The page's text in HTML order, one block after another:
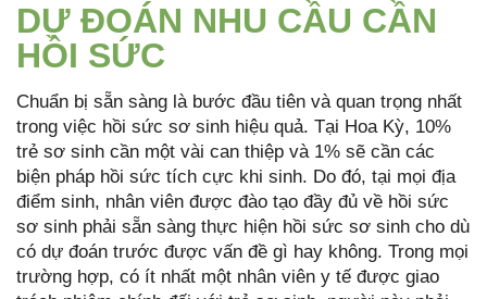
DỰ ĐOÁN NHU CẦU CẦN
HỒI SỨC
Chuẩn bị sẵn sàng là bước đầu tiên và quan trọng nhất
trong việc hồi sức sơ sinh hiệu quả. Tại Hoa Kỳ, 10%
trẻ sơ sinh cần một vài can thiệp và 1% sẽ cần các
biện pháp hồi sức tích cực khi sinh. Do đó, tại mọi địa
điểm sinh, nhân viên được đào tạo đầy đủ về hồi sức
sơ sinh phải sẵn sàng thực hiện hồi sức sơ sinh cho dù
có dự đoán trước được vấn đề gì hay không. Trong mọi
trường hợp, có ít nhất một nhân viên y tế được giao